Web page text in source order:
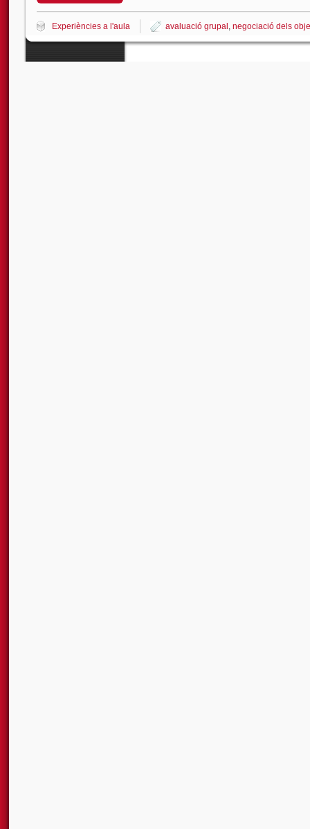
Experiències a l'aula avaluació grupal , negociació dels